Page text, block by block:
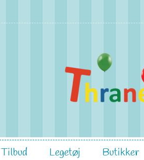
Tilbud Legetøj Butikker